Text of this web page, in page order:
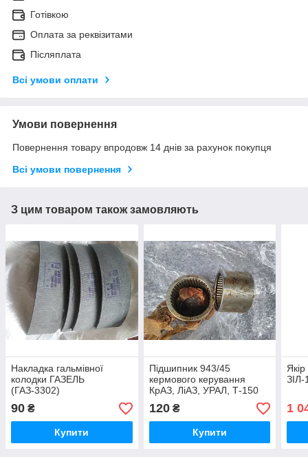
Готівкою
Оплата за реквізитами
Післяплата
Всі умови оплати
Умови повернення
Повернення товару впродовж 14 днів за рахунок покупця
Всі умови повернення
З цим товаром також замовляють
Накладка гальмівної
колодки ГАЗЕЛЬ
(ГАЗ-3302)
90 ₴
Купити
Підшипник 943/45
кермового керування
КрАЗ, ЛіАЗ, УРАЛ, Т-150
СРСР
120₴
Купити
1